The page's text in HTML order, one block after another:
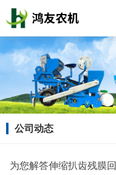
公司动态
为您解答伸缩扒齿残膜